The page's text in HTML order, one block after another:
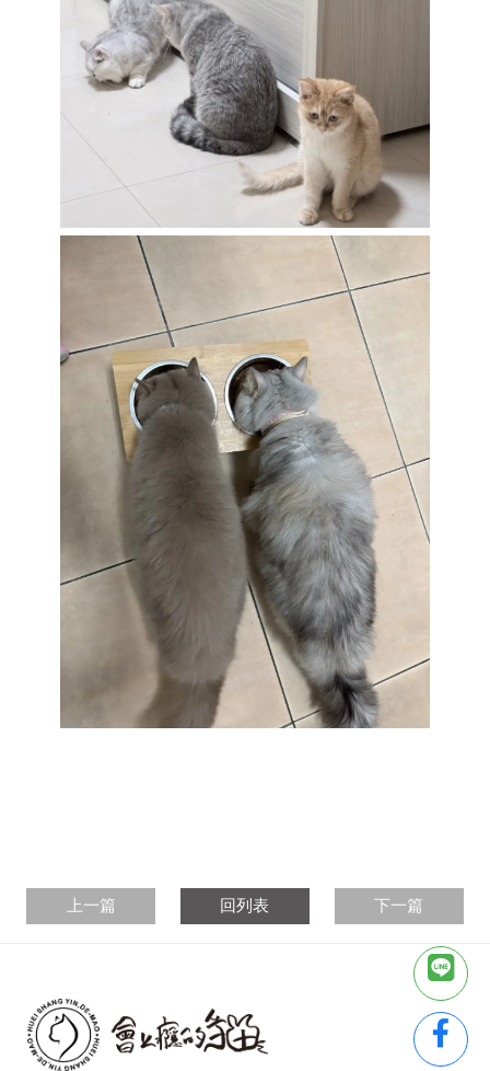
上一篇 回列表 下一篇